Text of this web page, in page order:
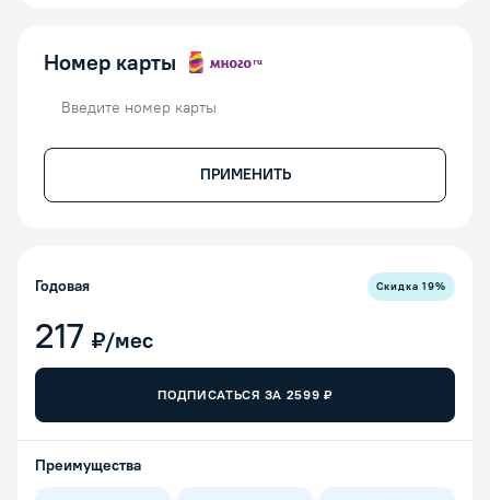
Номер карты
ПРИМЕНИТЬ
Годовая Скидка19%
217 ₽/мес
ПОДПИСАТЬСЯ ЗА 2599 ₽
Преимущества